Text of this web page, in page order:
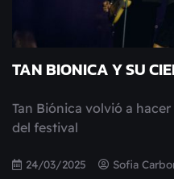
TAN BIONICA Y SU
Tan Biónica volvió a
del festival
24/03/2025 Sofia